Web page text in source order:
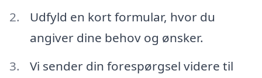
Udfyld en kort formular, hvor du
angiver dine behov og ønsker.
Vi sender din forespørgsel videre til